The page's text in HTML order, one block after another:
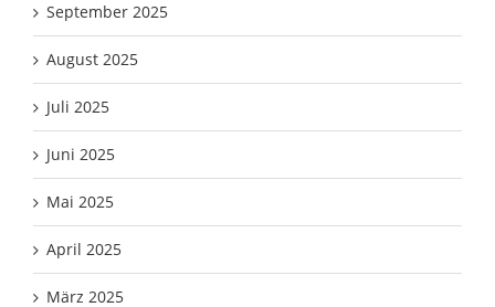
September 2025
August 2025
Juli 2025
Juni 2025
Mai 2025
April 2025
März 2025